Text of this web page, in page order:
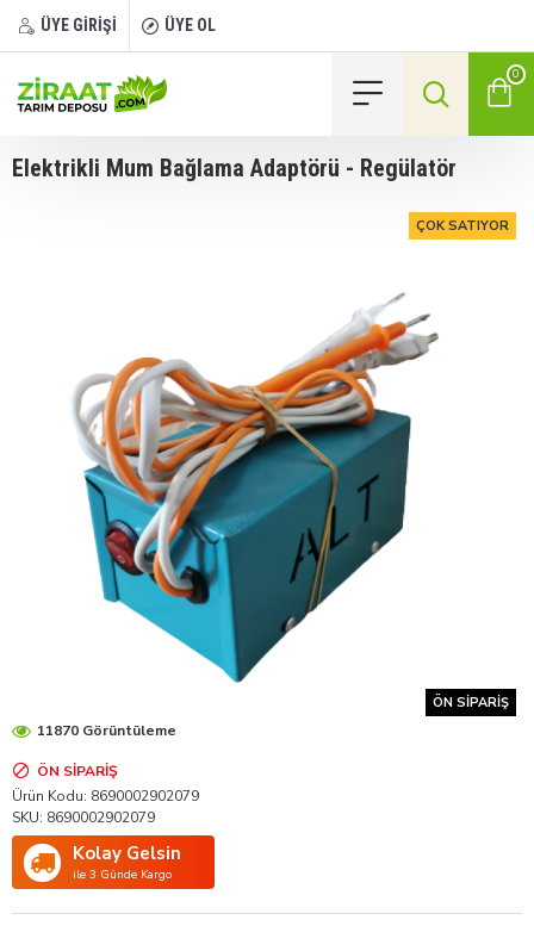
ÜYE GİRİŞİ ÜYE OL
0
Elektrikli Mum Bağlama Adaptörü - Regülatör
ÇOK SATIYOR
ÖN SIPARIŞ
ÖN SIPARIŞ
Ürün Kodu: 8690002902079
SKU: 8690002902079
Kolay Gelsin
ile 3 Günde Kargo
11870 Görüntüleme